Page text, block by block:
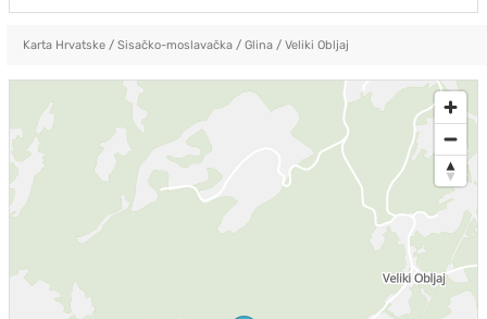
Karta Hrvatske/ Sisačko-moslavačka/ Glina/ Veliki Obljaj